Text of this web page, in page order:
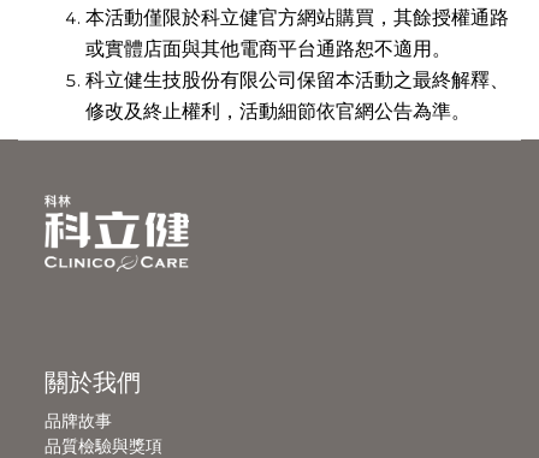
本活動僅限於科立健官方網站購買，其餘授權通路
或實體店面與其他電商平台通路恕不適用。
科立健生技股份有限公司保留本活動之最終解釋、
修改及終止權利，活動細節依官網公告為準。
關於我們
品牌故事
品質檢驗與獎項